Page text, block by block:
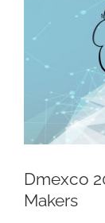
Dmexco
Makers